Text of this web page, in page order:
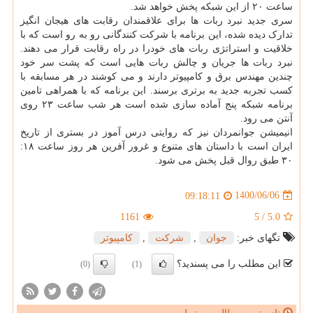
ساعت ۲۰ از این شبکه پخش خواهد شد.
سری جدید نبرد ربات ها برای علاقمندان رقابت های هیجان انگیز
تدارک دیده شده، این برنامه با شرکت کنندگانی رو به رو است که با
خلاقیت و استراتژی ربات های خودرا در راه رقابت قرار می دهند.
نبرد ربات ها جریان و چالش ربات هایی است که پشت سر خود
چندین مهندس برق و کامپیوتر دارند و می کوشند در هر مسابقه با
کسب تجربه جدید به برتری برسند. این برنامه که با همراهی تامین
برنامه شبکه پنج آماده سازی شده است هر شب ساعت ۲۳ روی
آنتن می رود.
انیمیشن جوانمردان نیز که روایتی درس آموز در بستری از تاریخ
ایران است با داستان های متنوع و غرور آفرین هر روز ساعت ۱۸:
۳۰ طبق روال قبل پخش می شود.
1400/06/06
09:18:11
5.0
/
5
1161
تگهای خبر:
جوان شركت كامپیوتر
این مطلب را می پسندید؟ (1)
(0)